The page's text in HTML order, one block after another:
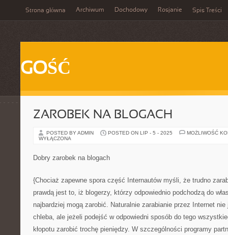
Strona główna Archiwum Dochodowy Rosjanie Spis Treści
GOŚĆ
ZAROBEK NA BLOGACH
POSTED BY ADMIN POSTED ON LIP - 5 - 2025
MOŻLIWOŚĆ
WYŁĄCZONA
Dobry zarobek na blogach
{Chociaż zapewne spora część Internautów myśli, że trudno
prawdą jest to, iż blogerzy, którzy odpowiednio podchodzą do
najbardziej mogą zarobić. Naturalnie zarabianie przez Internet nie
chleba, ale jeżeli podejść w odpowiedni sposób do tego
kłopotu zarobić trochę pieniędzy. W szczególności programy